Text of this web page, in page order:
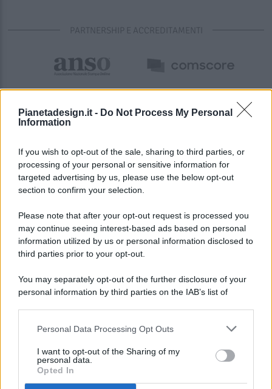
Pianetadesign.it - Do Not Process My Personal
Information
If you wish to opt-out of the sale, sharing to third parties, or
processing of your personal or sensitive information for
targeted advertising by us, please use the below opt-out
section to confirm your selection.
Please note that after your opt-out request is processed you
may continue seeing interest-based ads based on personal
information utilized by us or personal information disclosed to
third parties prior to your opt-out.
You may separately opt-out of the further disclosure of your
personal information by third parties on the IAB’s list of
This information may also be disclosed by us to third parties
disclose it to other third parties.
Personal Data Processing Opt Outs
I want to opt-out of the Sharing of my
personal data.
Opted In
PARTNERSHIP E ACCREDITAMENTI
© 2026 - Pianeta Design - P.IVA 04827280654 - Testata
Registrata Al Tribunale Di Nocera Inferiore N. 8/2020 - RG N.
ISCRIZIONE AL ROC N. 35792 – ISCRITTA ALL’ANSO
(ASSOCIAZIONE NAZIONALE STAMPA ONLINE)
PREFERENZE PRIVACY